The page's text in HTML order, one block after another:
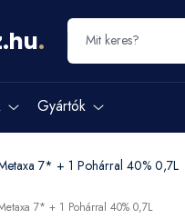
.
Gyártók
7* + 1 Pohárral 40% 0,7L